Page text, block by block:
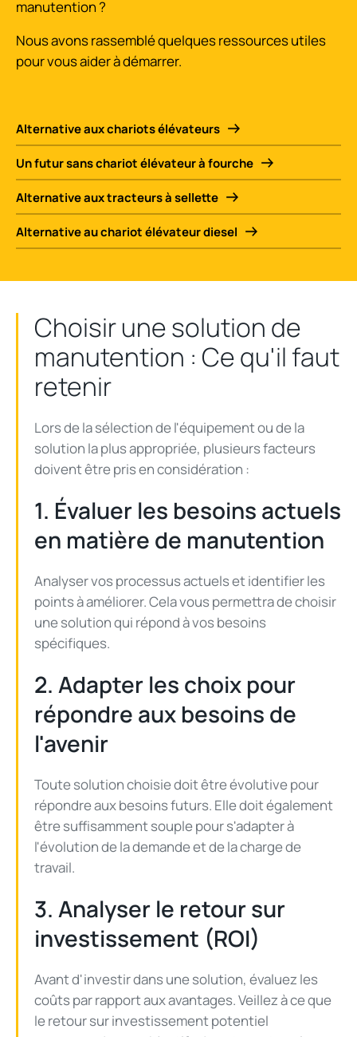
manutention ?
Nous avons rassemblé quelques ressources utiles
pour vous aider à démarrer.
Alternative aux chariots élévateurs
Un futur sans chariot élévateur à fourche
Alternative aux tracteurs à sellette
Alternative au chariot élévateur diesel
Choisir une solution de
manutention : Ce qu'il faut
retenir
Lors de la sélection de l'équipement ou de la
solution la plus appropriée, plusieurs facteurs
doivent être pris en considération :
1. Évaluer les besoins actuels
en matière de manutention
Analyser vos processus actuels et identifier les
points à améliorer. Cela vous permettra de choisir
une solution qui répond à vos besoins
spécifiques.
2. Adapter les choix pour
répondre aux besoins de
l'avenir
Toute solution choisie doit être évolutive pour
répondre aux besoins futurs. Elle doit également
être suffisamment souple pour s'adapter à
l'évolution de la demande et de la charge de
travail.
3. Analyser le retour sur
investissement (ROI)
Avant d'investir dans une solution, évaluez les
coûts par rapport aux avantages. Veillez à ce que
le retour sur investissement potentiel